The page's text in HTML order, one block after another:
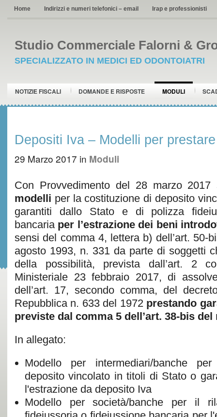
Home Indirizzi e numeri telefonici – email Irap e professionisti
Studio Commerciale Falorni &
SPECIALIZZATO IN MEDICI ED ODONTOIATRI
NOTIZIE FISCALI DOMANDE E RISPOSTE MODULI
Depositi Iva – Modelli per
29 Marzo 2017 in Moduli
Con Provvedimento del 28 marzo
modelli per la costituzione di deposito
garantiti dallo Stato e di polizza
bancaria per l’estrazione dei beni
sensi del comma 4, lettera b) dell’art. 50-
agosto 1993, n. 331 da parte di soggetti
della possibilità, prevista dall’art. 2
Ministeriale 23 febbraio 2017, di
dell’art. 17, secondo comma, del
Repubblica n. 633 del 1972prestando
previste dal comma 5 dell’art. 38-bis
In allegato:
Modello per intermediari/banche
deposito vincolato in titoli di Stato o
l'estrazione da deposito Iva
Modello per società/banche per il